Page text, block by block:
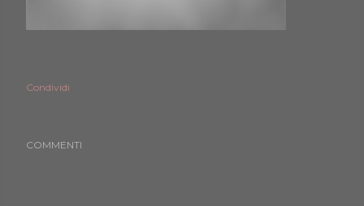
Condividi
COMMENTI